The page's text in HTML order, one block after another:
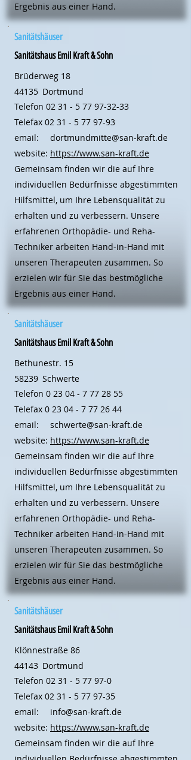
Ergebnis aus einer Hand.
Sanitätshäuser
Sanitätshaus Emil Kraft & Sohn
Brüderweg 18
44135 Dortmund
Telefon 02 31 - 5 77 97-32-33
Telefax 02 31 - 5 77 97-93
email:
website:
dortmundmitte@san-kraft.de
https://www.san-kraft.de
Gemeinsam finden wir die auf Ihre
individuellen Bedürfnisse abgestimmten
Hilfsmittel, um Ihre Lebensqualität zu
erhalten und zu verbessern. Unsere
erfahrenen Orthopädie- und Reha-
Techniker arbeiten Hand-in-Hand mit
unseren Therapeuten zusammen. So
erzielen wir für Sie das bestmögliche
Ergebnis aus einer Hand.
Sanitätshäuser
Sanitätshaus Emil Kraft & Sohn
Bethunestr. 15
58239 Schwerte
Telefon 0 23 04 - 7 77 28 55
Telefax 0 23 04 - 7 77 26 44
email:
website:
schwerte@san-kraft.de
https://www.san-kraft.de
Gemeinsam finden wir die auf Ihre
individuellen Bedürfnisse abgestimmten
Hilfsmittel, um Ihre Lebensqualität zu
erhalten und zu verbessern. Unsere
erfahrenen Orthopädie- und Reha-
Techniker arbeiten Hand-in-Hand mit
unseren Therapeuten zusammen. So
erzielen wir für Sie das bestmögliche
Ergebnis aus einer Hand.
Sanitätshäuser
Sanitätshaus Emil Kraft & Sohn
Klönnestraße 86
44143 Dortmund
Telefon 02 31 - 5 77 97-0
Telefax 02 31 - 5 77 97-35
email:
website:
info@san-kraft.de
https://www.san-kraft.de
Gemeinsam finden wir die auf Ihre